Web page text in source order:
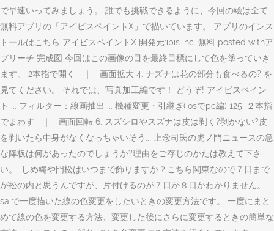
で早速いってみましょう。 誰でも挑戦できるように、今回の絵は全て
無料アプリの「アイビスペイントX」で描いています。 アプリのインス
トールはこちら アイビスペイントX 開発元:ibis inc. 無料 posted withア
プリーチ 完成図 今回はこの画像の目を最終目標にして色を塗っていき
ます。 2本指で開く ❘ 画面拡大 4. ナズナは花の部分も食べるの? を
見てください。 それでは、写真加工編です！ どうぞ! アイビスペイン
ト ... フィルター：線画抽出 ... 機種変更・引継ぎ(iosでpc編) 125. ２本指
でまわす ❘ 画面回転 6. スズシロやスズナは皮は剥く?剥かない?皮
を剥いたら中身がなくなっちゃいそう... 上念司氏の虎ノ門ニュースの急
な降板は何があったのでしょうか?理由をご存じのかたは教えて下さ
い。, しめ縄や門松はいつまで飾りますか？こちら関東なので７日まで
が松の内と思うんですが、片付けるのが７日か８日かわかりません。
saiで一度描いた線の色変更をしたいときの変更方法です。 一度にまと
めて線の色を変更する方法、変更した後にさらに変更するときの簡単な